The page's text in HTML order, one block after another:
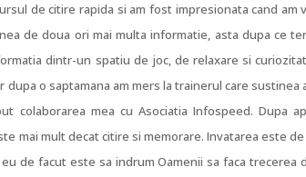
de citire rapida si am fost impresionata cand
de doua ori mai multa informatie, asta dupa ce
dintr-un spatiu de joc, de relaxare si
dupa o saptamana am mers la trainerul care sustinea
colaborarea mea cu Asociatia Infospeed. Dupa
mai mult decat citire si memorare. Invatarea este
eu de facut este sa indrum Oamenii sa faca